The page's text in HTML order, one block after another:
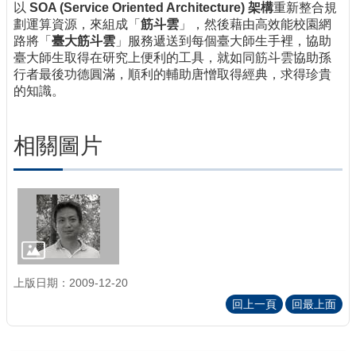
以 SOA (Service Oriented Architecture) 架構重新整合規
劃運算資源，來組成「 筋斗雲 」，然後藉由高效能校園網
路將「 臺大筋斗雲 」服務遞送到每個臺大師生手裡，協助
臺大師生取得在研究上便利的工具，就如同筋斗雲協助孫
行者最後功德圓滿，順利的輔助唐憎取得經典，求得珍貴
的知識。
相關圖片
上版日期：2009-12-20
回上一頁
回最上面